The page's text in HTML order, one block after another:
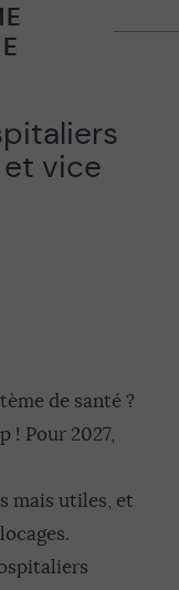
et vice
de santé ?
! Pour 2027,
mais utiles, et